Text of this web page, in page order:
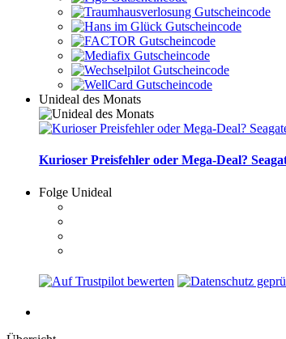
Unideal des Monats
Kurioser Preisfehler oder Mega-Deal?
Folge Unideal